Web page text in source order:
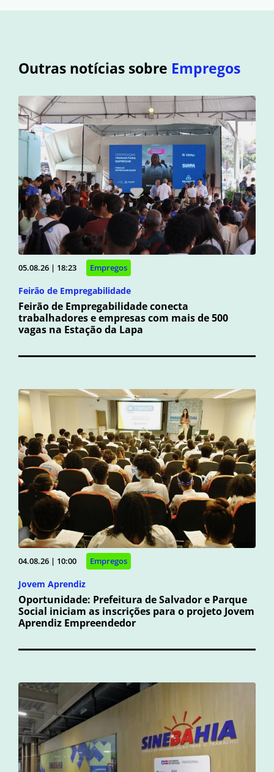
Outras notícias sobre Empregos
05.08.26 | 18:23 Empregos
Feirão de Empregabilidade
Feirão de Empregabilidade conecta
trabalhadores e empresas com mais de 500
vagas na Estação da Lapa
04.08.26 | 10:00 Empregos
Jovem Aprendiz
Oportunidade: Prefeitura de Salvador e Parque
Social iniciam as inscrições para o projeto Jovem
Aprendiz Empreendedor